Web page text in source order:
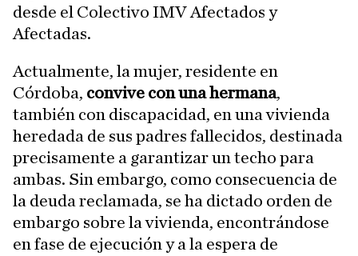
desde el Colectivo IMV Afectados y
Afectadas.
Actualmente, la mujer, residente en
Córdoba, convive con una hermana,
también con discapacidad, en una vivienda
heredada de sus padres fallecidos, destinada
precisamente a garantizar un techo para
ambas. Sin embargo, como consecuencia de
la deuda reclamada, se ha dictado orden de
embargo sobre la vivienda, encontrándose
en fase de ejecución y a la espera de